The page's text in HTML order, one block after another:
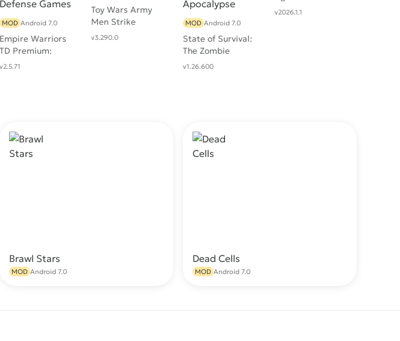
Empire Warriors
TD Premium:
Tower Defense
MOD Android 7.0
v2.5.71
Toy Wars Army
Men Strike
v3.290.0
State of Survival:
The Zombie
Apocalypse
MOD Android 7.0
v1.26.600
v2026.1.1
Brawl Stars
MOD Android 7.0
Dead Cells
MOD Android 7.0